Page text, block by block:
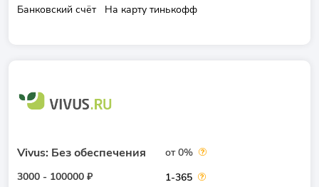
Банковский счёт На карту тинькофф
Vivus: Без обеспечения
3000 - 100000 ₽
от 0%
1-365